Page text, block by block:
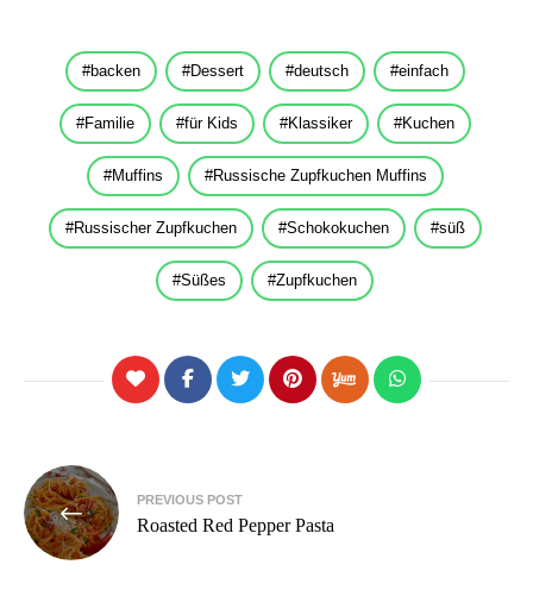
backen Dessert deutsch einfach
Familie für Kids Klassiker Kuchen
Muffins Russische Zupfkuchen Muffins
Russischer Zupfkuchen Schokokuchen süß
Süßes Zupfkuchen
Beitragsnavigation
PREVIOUS POST
Roasted Red Pepper Pasta